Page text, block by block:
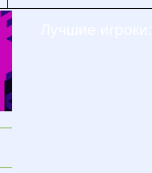
Никонова
Тепаева
Морозова